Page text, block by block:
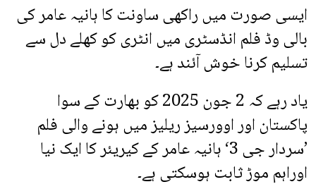
ایسی صورت میں راکھی ساونت کا ہانیہ عامر کی
بالی وڈ فلم انڈسٹری میں انٹری کو کھلے دل سے
تسلیم کرنا خوش آئند ہے۔
یاد رہے کہ 2 جون 2025 کو بھارت کے سوا
پاکستان اور اوورسیز ریلیز میں ہونے والی فلم
’سردار جی 3‘ ہانیہ عامر کے کیریئر کا ایک نیا
اوراہم موڑ ثابت ہوسکتی ہے۔